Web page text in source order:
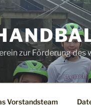
zur Förderung des
Vorstandsteam